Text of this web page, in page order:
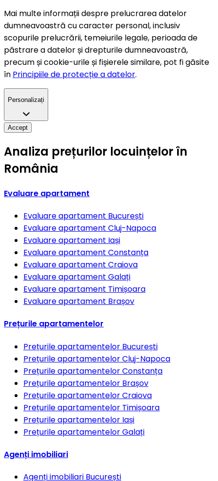
Mai multe informații despre prelucrarea datelor
dumneavoastră cu caracter personal, inclusiv
scopurile prelucrării, temeiurile legale, perioada de
păstrare a datelor și drepturile dumneavoastră,
precum și cookie-urile și fișierele similare, pot fi găsite
în Principiile de protecție a datelor.
Personalizați
Accept
Analiza prețurilor locuințelor în
România
Evaluare apartament
Evaluare apartament București
Evaluare apartament Cluj-Napoca
Evaluare apartament Iași
Evaluare apartament Constanța
Evaluare apartament Craiova
Evaluare apartament Galați
Evaluare apartament Timișoara
Evaluare apartament Brașov
Prețurile apartamentelor
Prețurile apartamentelor București
Prețurile apartamentelorCluj-Napoca
Prețurile apartamentelorConstanța
Prețurile apartamentelor Brașov
Prețurile apartamentelorCraiova
Prețurile apartamentelor Timișoara
Prețurile apartamentelor Iași
Prețurile apartamentelorGalați
Agenți imobiliari
Agenți imobiliari București